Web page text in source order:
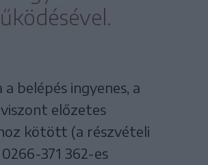
a belépés ingyenes, a
előzetes
kötött (a részvételi
371 362-es